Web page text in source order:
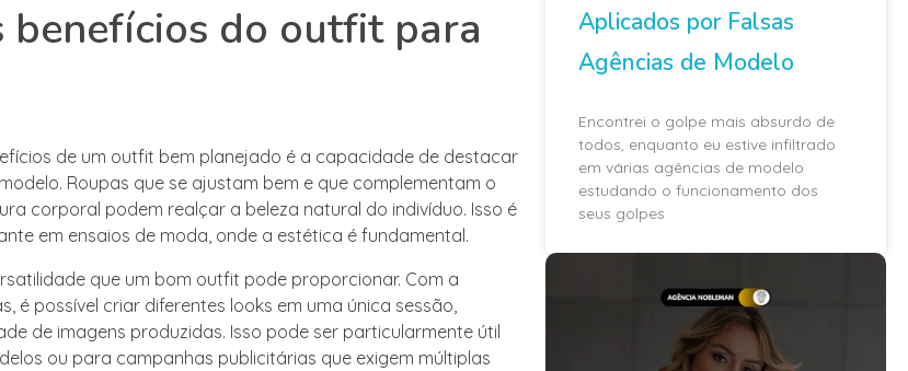
benefícios do outfit para
de um outfit bem planejado é a capacidade de destacar
Roupas que se ajustam bem e que complementam o
corporal podem realçar a beleza natural do indivíduo. Isso é
em ensaios de moda, onde a estética é fundamental.
que um bom outfit pode proporcionar. Com a
é possível criar diferentes looks em uma única sessão,
de imagens produzidas. Isso pode ser particularmente útil
ou para campanhas publicitárias que exigem múltiplas
Aplicados por Falsas
Agências de Modelo
Encontrei o golpe mais absurdo de
todos, enquanto eu estive infiltrado
em várias agências de modelo
estudando o funcionamento dos
seus golpes